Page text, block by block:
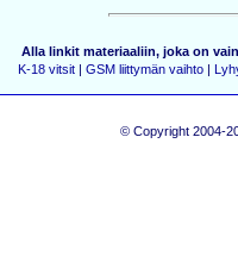
Alla linkit materiaaliin, joka on
K-18 vitsit | GSM liittymän vaihto |
© Copyright 2004-